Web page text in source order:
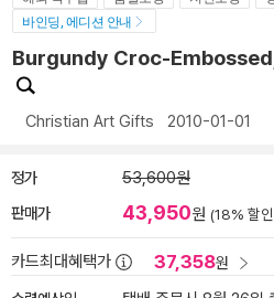
바인딩, 에디션 안내
Burgundy Croc-
Christian Art Gifts 2010-01-01
정가 53,600원
판매가 43,950원 (18% 할
카드최대혜택가 37,358원